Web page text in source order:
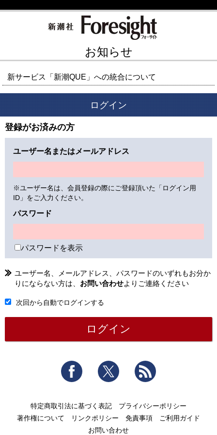
お知らせ
新サービス「新潮QUE」への統合について
ログイン
登録がお済みの方
ユーザー名またはメールアドレス
※ユーザー名は、会員登録の際にご登録頂いた「ログイン用
ID」をご入力ください。
パスワード
パスワードを表示
ユーザー名、メールアドレス、パスワードのいずれもお分か
りにならない方は、 お問い合わせよりご連絡ください
次回から自動でログインする
Facebook Twitter
特定商取引法に基づく表記
プライバシーポリシー
著作権について
リンクポリシー 免責事項
ご利用ガイド
お問い合わせ